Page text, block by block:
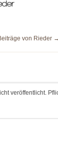
von Rieder →
veröffentlicht.